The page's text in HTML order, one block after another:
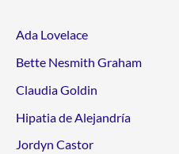
Ada Lovelace
Bette Nesmith Graham
Claudia Goldin
Hipatia de Alejandría
Jordyn Castor